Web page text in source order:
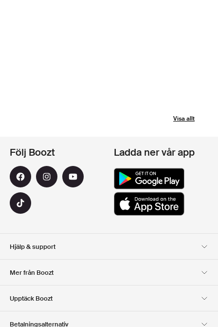
Visa allt
Hjälp & support
Mer från Boozt
Club Boozt
Upptäck Boozt
Följ Boozt Ladda ner vår app
Betalningsalternativ